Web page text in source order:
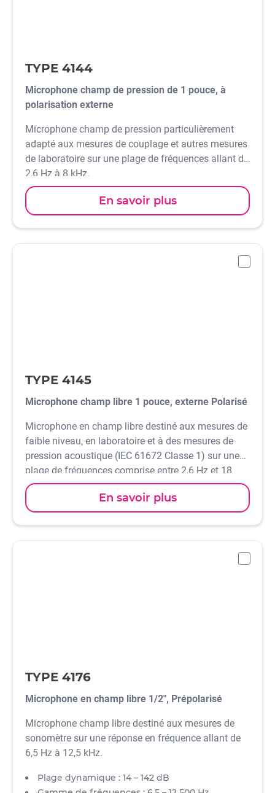
TYPE 4144
Microphone champ de pression de 1 pouce, à
polarisation externe
Microphone champ de pression particulièrement
adapté aux mesures de couplage et autres mesures
de laboratoire sur une plage de fréquences allant de
2,6 Hz à 8 kHz.
En savoir plus
TYPE 4145
Microphone champ libre 1 pouce, externe Polarisé
Microphone en champ libre destiné aux mesures de
faible niveau, en laboratoire et à des mesures de
pression acoustique (IEC 61672 Classe 1) sur une
plage de fréquences comprise entre 2,6 Hz et 18
kHz.
En savoir plus
TYPE 4176
Microphone en champ libre 1/2", Prépolarisé
Microphone champ libre destiné aux mesures de
sonomètre sur une réponse en fréquence allant de
6,5 Hz à 12,5 kHz.
Plage dynamique : 14 – 142 dB